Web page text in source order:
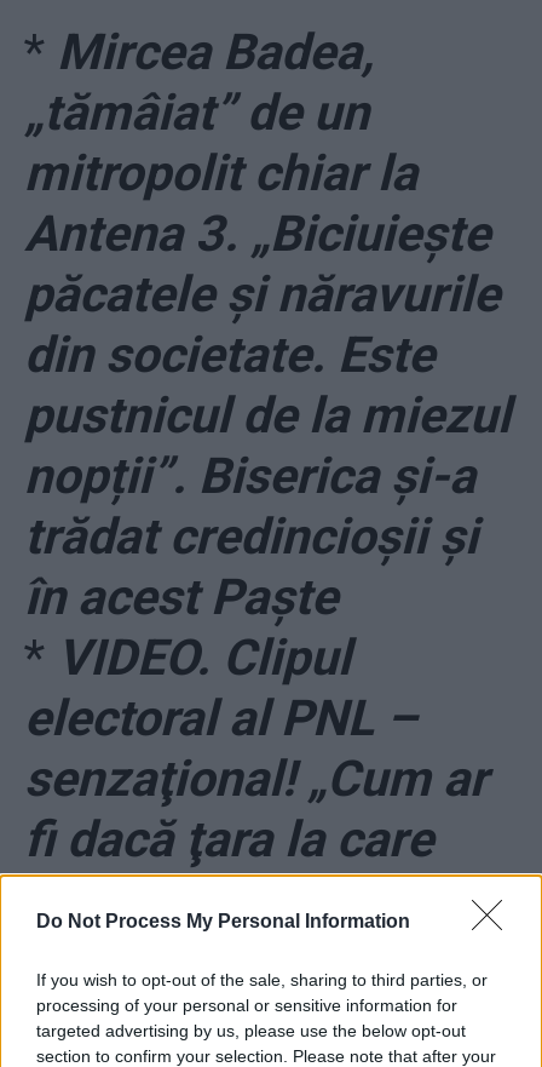
Do Not Process My Personal Information
If you wish to opt-out of the sale, sharing to third parties, or
processing of your personal or sensitive information for
targeted advertising by us, please use the below opt-out
section to confirm your selection. Please note that after your
* Mircea Badea,
„tămâiat” de un
mitropolit chiar la
Antena 3. „Biciuieşte
păcatele și năravurile
din societate. Este
pustnicul de la miezul
nopții”. Biserica şi-a
trădat credincioşii şi
în acest Paşte
* VIDEO. Clipul
electoral al PNL –
senzaţional! „Cum ar
fi dacă ţara la care
visăm pentru o viaţă
mai bună ar fi…
ROMÂNIA?”